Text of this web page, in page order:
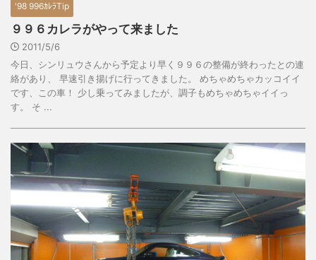
'98 996ｶﾚﾗTip
９９６カレラがやって来ました
2011/5/6
今日、シンリュウさんから予定より早く９９６の整備が終わったとの連
絡があり、 早速引き揚げに行ってきました。 めちゃめちゃカッコイイ
です、この車！ 少し乗ってみましたが、調子もめちゃめちゃイイっ
す。 そ ...